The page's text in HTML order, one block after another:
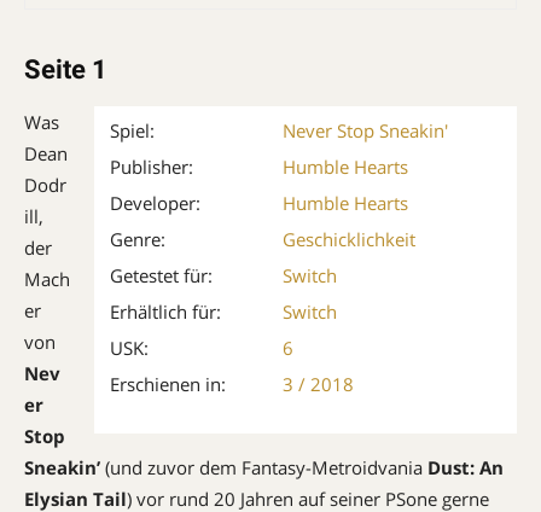
Seite 1
Spiel:
Never Stop Sneakin'
Publisher:
Humble Hearts
Developer:
Humble Hearts
Genre:
Geschicklichkeit
Getestet für:
Switch
Erhältlich für:
Switch
USK:
6
Erschienen in:
3 / 2018
Was
Dean
Dodr
ill,
der
Mach
er
von
Nev
er
Stop
Sneakin’ (und zuvor dem Fantasy-Metroidvania Dust: An
Elysian Tail) vor rund 20 Jahren auf seiner PSone gerne